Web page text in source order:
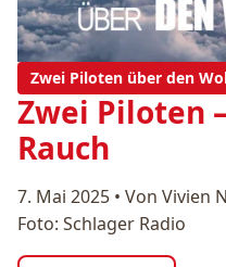
Zwei Piloten über den
Zwei Piloten
Rauch
7. Mai 2025 • Von Vivien
Foto: Schlager Radio